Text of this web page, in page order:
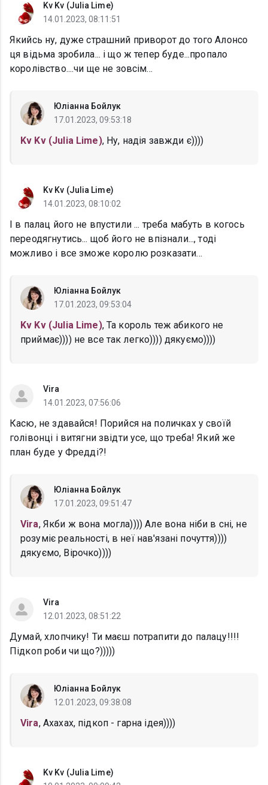
Kv Kv (Julia Lime)
14.01.2023, 08:11:51
Якийсь ну, дуже страшний приворот до того Алонсо
ця відьма зробила... і що ж тепер буде...пропало
королівство....чи ще не зовсім...
Юліанна Бойлук
17.01.2023, 09:53:18
Kv Kv (Julia Lime), Ну, надія завжди є))))
Kv Kv (Julia Lime)
14.01.2023, 08:10:02
І в палац його не впустили ... треба мабуть в когось
переодягнутись... щоб його не впізнали..., тоді
можливо і все зможе королю розказати...
Юліанна Бойлук
17.01.2023, 09:53:04
Kv Kv (Julia Lime), Та король теж абикого не
приймає)))) не все так легко)))) дякуємо))))
Vira
14.01.2023, 07:56:06
Касю, не здавайся! Порийся на поличках у своїй
голівонці і витягни звідти усе, що треба! Який же
план буде у Фредді?!
Юліанна Бойлук
17.01.2023, 09:51:47
Vira, Якби ж вона могла)))) Але вона ніби в сні, не
розуміє реальності, в неї нав'язані почуття))))
дякуємо, Вірочко))))
Vira
12.01.2023, 08:51:22
Думай, хлопчику! Ти маєш потрапити до палацу!!!!
Підкоп роби чи що?)))))
Юліанна Бойлук
12.01.2023, 09:38:08
Vira, Ахахах, підкоп - гарна ідея))))
Kv Kv (Julia Lime)